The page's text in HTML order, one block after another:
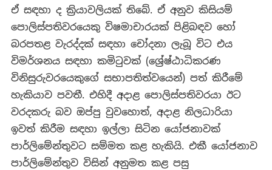
ඒ සඳහා ද ක්‍රියාවලියක් තිබේ. ඒ අනුව කිසියම්
පොලිස්පතිවරයෙකු විෂමාචාරයක් පිළිබඳව හෝ
බරපතළ වැරද්දක් සඳහා චෝදනා ලැබූ විට එය
විමර්ශනය සඳහා කමිටුවක් (ශ්‍රේෂ්ඨාධිකරණ
විනිසුරුවරයෙකුගේ සභාපතිත්වයෙන්) පත් කිරීමේ
හැකියාව පවතී. එහිදී අදාළ පොලිස්පතිවරයා ඊට
වරදකරු බව ඔප්පු වුවහොත්, අදාළ නිලධාරියා
ඉවත් කිරීම සඳහා ඉල්ලා සිටින යෝජනාවක්
පාර්ලිමේන්තුවට සම්මත කළ හැකියි. එකී යෝජනාව
පාර්ලිමේන්තුව විසින් අනුමත කළ පසු